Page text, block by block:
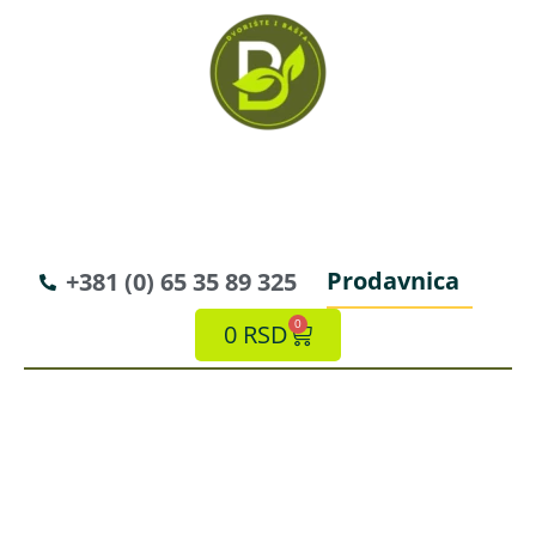
+381 (0) 65 35 89 325
Prodavnica
0 RSD 0